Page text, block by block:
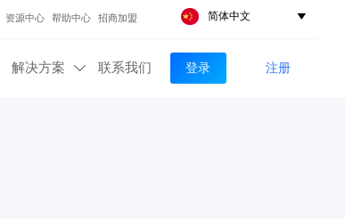
资源中心 帮助中心 招商加盟 简体中文 
解决方案  联系我们 登录 注册